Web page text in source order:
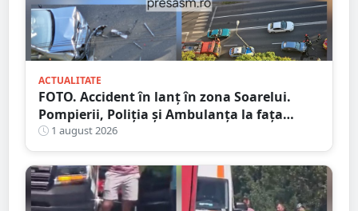
ACTUALITATE
FOTO. Accident în lanț în zona Soarelui.
Pompierii, Poliția și Ambulanța la fața
locului
1 august 2026